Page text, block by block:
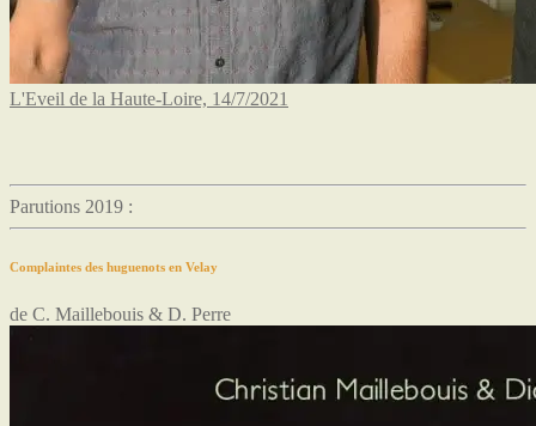
L'Eveil de la Haute-Loire, 14/7/2021
Parutions 2019 :
Complaintes des huguenots en Velay
de C. Maillebouis & D. Perre